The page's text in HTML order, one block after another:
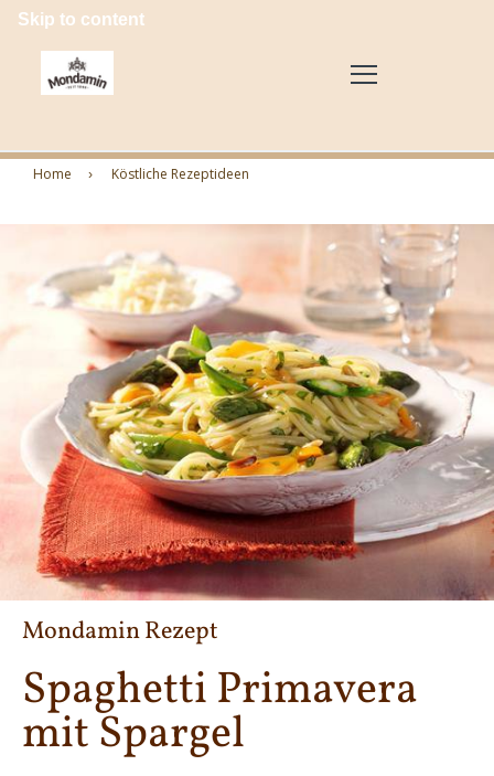
Skip to content
Home Köstliche Rezeptideen
Mondamin Rezept
Spaghetti Primavera
mit Spargel